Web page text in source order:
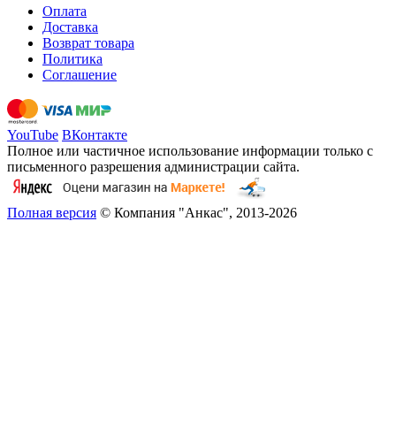
Оплата
Доставка
Возврат товара
Политика
Соглашение
YouTube ВКонтакте
Полное или частичное использование информации только с
письменного разрешения администрации сайта.
Полная версия © Компания "Анкас", 2013-2026